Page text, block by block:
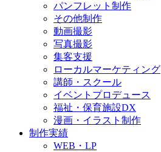
パンフレット制作
その他制作
動画撮影
写真撮影
集客支援
ローカルマーケティング
講師・スクール
イベントプロデュース
福祉・保育施設DX
漫画・イラスト制作
制作実績
WEB・LP